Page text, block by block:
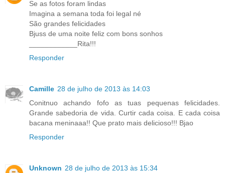
Se as fotos foram lindas
Imagina a semana toda foi legal né
São grandes felicidades
Bjuss de uma noite feliz com bons sonhos
____________Rita!!!
Responder
Camille 28 de julho de 2013 às 14:03
Conitnuo achando fofo as tuas pequenas felicidades.
Grande sabedoria de vida. Curtir cada coisa. E cada coisa
bacana meninaaa!! Que prato mais delicioso!!! Bjao
Responder
Unknown 28 de julho de 2013 às 15:34